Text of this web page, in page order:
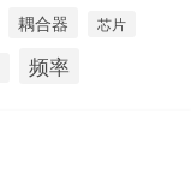
耦合器 芯片
频率